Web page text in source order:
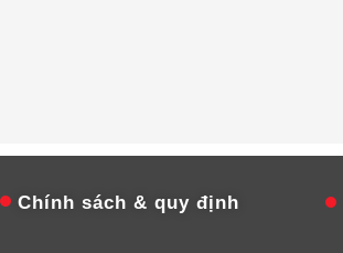
Chính sách & quy định